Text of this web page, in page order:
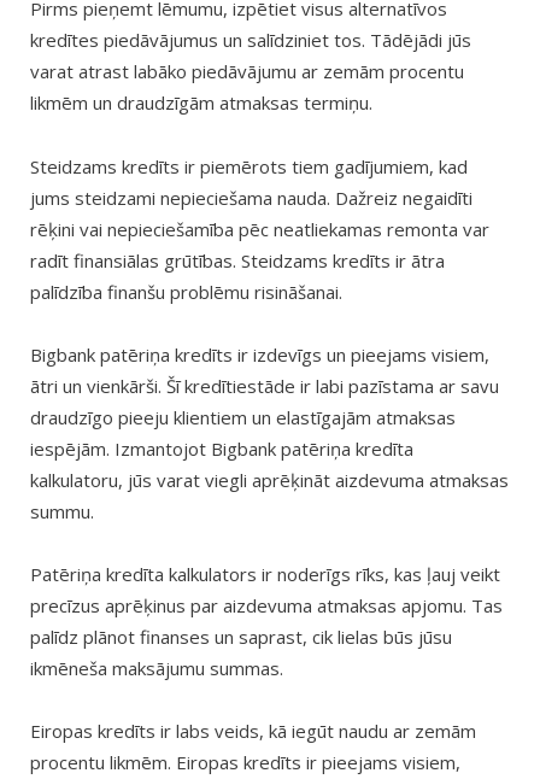
Pirms pieņemt lēmumu, izpētiet visus alternatīvos
kredītes piedāvājumus un salīdziniet tos. Tādējādi jūs
varat atrast labāko piedāvājumu ar zemām procentu
likmēm un draudzīgām atmaksas termiņu.
Steidzams kredīts ir piemērots tiem gadījumiem, kad
jums steidzami nepieciešama nauda. Dažreiz negaidīti
rēķini vai nepieciešamība pēc neatliekamas remonta var
radīt finansiālas grūtības. Steidzams kredīts ir ātra
palīdzība finanšu problēmu risināšanai.
Bigbank patēriņa kredīts ir izdevīgs un pieejams visiem,
ātri un vienkārši. Šī kredītiestāde ir labi pazīstama ar savu
draudzīgo pieeju klientiem un elastīgajām atmaksas
iespējām. Izmantojot Bigbank patēriņa kredīta
kalkulatoru, jūs varat viegli aprēķināt aizdevuma atmaksas
summu.
Patēriņa kredīta kalkulators ir noderīgs rīks, kas ļauj veikt
precīzus aprēķinus par aizdevuma atmaksas apjomu. Tas
palīdz plānot finanses un saprast, cik lielas būs jūsu
ikmēneša maksājumu summas.
Eiropas kredīts ir labs veids, kā iegūt naudu ar zemām
procentu likmēm. Eiropas kredīts ir pieejams visiem,